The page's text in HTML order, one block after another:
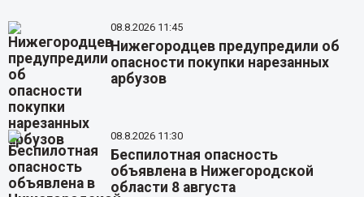
08.8.2026 11:45
Нижегородцев предупредили об
опасности покупки нарезанных
арбузов
08.8.2026 11:30
Беспилотная опасность
объявлена в Нижегородской
области 8 августа